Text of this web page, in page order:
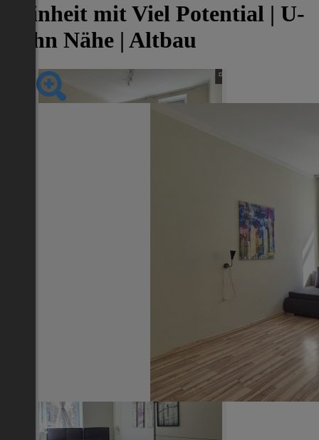
| Einheit mit Viel Potential | U-
Bahn Nähe | Altbau